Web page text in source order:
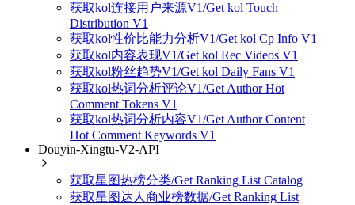
获取kol连接用户来源V1/Get kol Touch
Distribution V1
获取kol性价比能力分析V1/Get kol Cp Info V1
获取kol内容表现V1/Get kol Rec Videos V1
获取kol粉丝趋势V1/Get kol Daily Fans V1
获取kol热词分析评论V1/Get Author Hot
Comment Tokens V1
获取kol热词分析内容V1/Get Author Content
Hot Comment Keywords V1
Douyin-Xingtu-V2-API
获取星图热榜分类/Get Ranking List Catalog
获取星图达人商业榜数据/Get Ranking List